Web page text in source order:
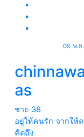
09 พ.ย
as
ชาย 38
อยู่ให้คนรัก จากให้
คิดถึง